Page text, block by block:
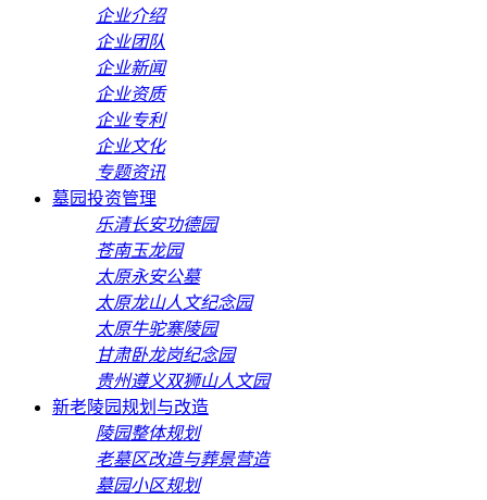
企业介绍
企业团队
企业新闻
企业资质
企业专利
企业文化
专题资讯
墓园投资管理
乐清长安功德园
苍南玉龙园
太原永安公墓
太原龙山人文纪念园
太原牛驼寨陵园
甘肃卧龙岗纪念园
贵州遵义双狮山人文园
新老陵园规划与改造
陵园整体规划
老墓区改造与葬景营造
墓园小区规划